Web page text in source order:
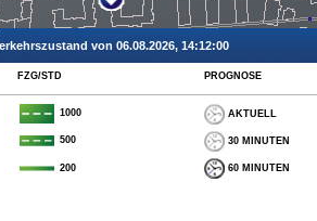
von 06.08.2026, 14:12:00
FZG/STD PROGNOSE
1000 AKTUELL
500 30 MINUTEN
200 60 MINUTEN